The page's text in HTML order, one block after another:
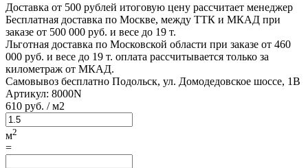
Доставка от 500 рублей итоговую цену рассчитает менеджер
Бесплатная доставка по Москве, между ТТК и МКАД при
заказе от 500 000 руб. и весе до 19 т.
Льготная доставка по Московской области при заказе от 460
000 руб. и весе до 19 т. оплата рассчитывается только за
километраж от МКАД.
Самовывоз бесплатно Подольск, ул. Домодедовское шоссе, 1В
Артикул: 8000N
610 руб. / м2
м2
=